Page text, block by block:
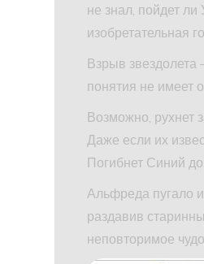
не знал, пойдет
изобретательная
Взрыв
понятия не имеет
Возможно, рухнет
Даже если их
Погибнет Синий
Альфреда пугало
раздавив
неповторимое